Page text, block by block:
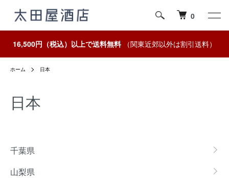
0
16,500円（税込）以上で送料無料（関東近郊以外は割引送料）
ホーム 日本
日本
千葉県
山梨県